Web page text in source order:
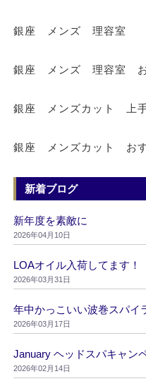
銀座 メンズ 理容室
銀座 メンズ 理容室 お
銀座 メンズカット 上
銀座 メンズカット お
新着ブログ
新年度を素敵に
2026年04月10日
LOAオイル入荷してます！
2026年03月31日
年中かっこいい波巻スパイ
2026年03月17日
January ヘッドスパキャン
2026年02月14日